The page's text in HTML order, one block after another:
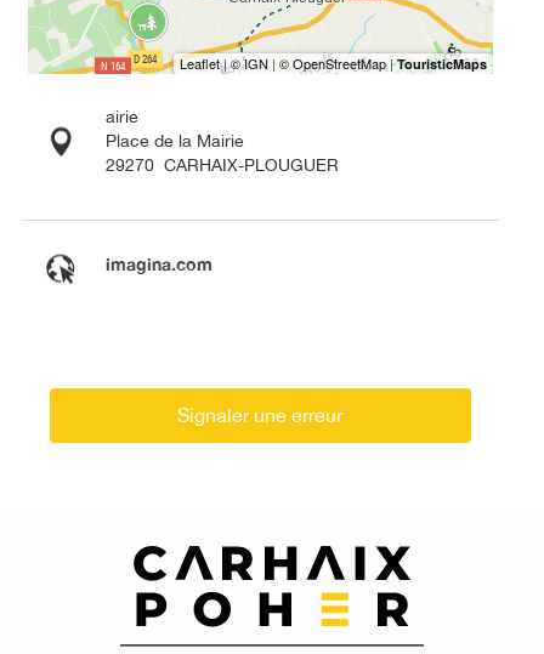
airie
Place de la Mairie
29270 CARHAIX-PLOUGUER
imagina.com
Signaler une erreur